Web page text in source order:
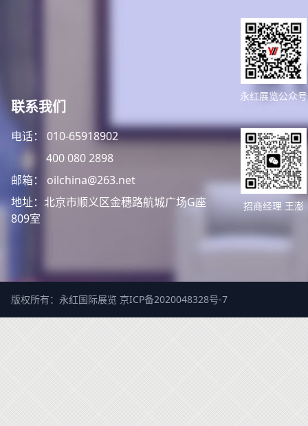
联系我们
电话： 010-65918902
400 080 2898
邮箱： oilchina@263.net
地址：北京市顺义区金穗路航城广场G座
809室
永红展览公众号
招商经理 王澎
版权所有：永红国际展览 京ICP备2020048328号-7